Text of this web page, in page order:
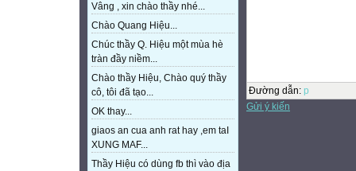
Vâng , xin chào thầy nhé...
Chào Quang Hiệu...
Chúc thầy Q. Hiệu một mùa hè
tràn đầy niềm...
Chào thầy Hiệu, Chào quý thầy
cô, tôi đã tạo...
OK thay...
giaos an cua anh rat hay ,em taI
XUNG MAF...
Thầy Hiệu có dùng fb thì vào địa
Đường dẫn: p
Gửi ý kiến